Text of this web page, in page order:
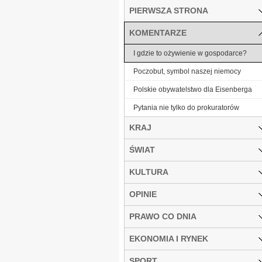
PIERWSZA STRONA
KOMENTARZE
I gdzie to ożywienie w gospodarce?
Poczobut, symbol naszej niemocy
Polskie obywatelstwo dla Eisenberga
Pytania nie tylko do prokuratorów
KRAJ
ŚWIAT
KULTURA
OPINIE
PRAWO CO DNIA
EKONOMIA I RYNEK